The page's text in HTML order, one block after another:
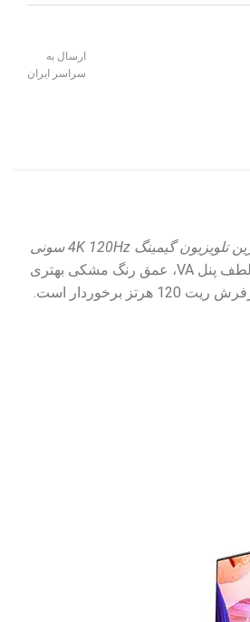
ارسال به
سراسر ایران
تلویزیون X85K در واقع ارزان ترین تلویزیون گیمینگ 4K 120Hz سونی
لویزیون LED سونی 85X85K دارای نور پس زمینه Direct LED و پنل VA می باشد. تلویزیون پیش روی شما به لطف پنل VA، عمق رنگ مشکی بهتری
نسبت به تلویزیون های با پنل IPS دارد. البته باید گفت پنل های VA بطور ذاتی زاویه دید کمتری دارند. صفحه نمایش این تلویزیون از رفرش ریت 120 هرتز برخوردار است.